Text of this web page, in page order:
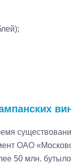
ОАО
50 млн.